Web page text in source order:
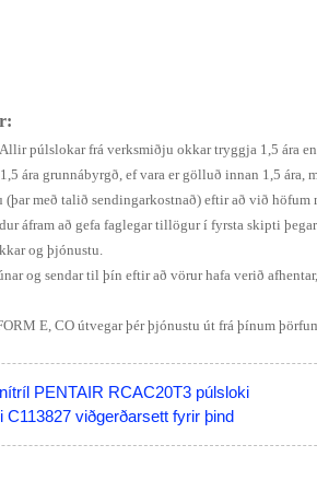
púlslokar frá verksmiðju okkar tryggja 1,5 ára
ára grunnábyrgð, ef vara er gölluð innan 1,5 ára,
með talið sendingarkostnað) eftir að við
áfram að gefa faglegar tillögur í fyrsta skipti
og þjónustu.
og sendar til þín eftir að vörur hafa verið
E, CO útvegar þér þjónustu út frá þínum
PENTAIR RCAC20T3 púlsloki
C113827 viðgerðarsett fyrir þind